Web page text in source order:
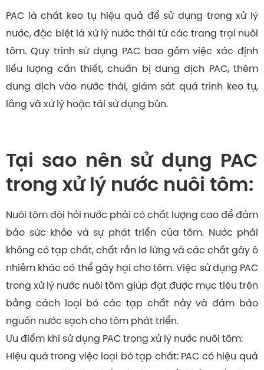
PAC là chất keo tụ hiệu quả để sử dụng trong xử lý
nước, đặc biệt là xử lý nước thải từ các trang trại nuôi
tôm. Quy trình sử dụng PAC bao gồm việc xác định
liều lượng cần thiết, chuẩn bị dung dịch PAC, thêm
dung dịch vào nước thải, giám sát quá trình keo tụ,
lắng và xử lý hoặc tái sử dụng bùn.
Tại sao nên sử dụng PAC
trong xử lý nước nuôi tôm:
Nuôi tôm đòi hỏi nước phải có chất lượng cao để đảm
bảo sức khỏe và sự phát triển của tôm. Nước phải
không có tạp chất, chất rắn lơ lửng và các chất gây ô
nhiễm khác có thể gây hại cho tôm. Việc sử dụng PAC
trong xử lý nước nuôi tôm giúp đạt được mục tiêu trên
bằng cách loại bỏ các tạp chất này và đảm bảo
nguồn nước sạch cho tôm phát triển.
Ưu điểm khi sử dụng PAC trong xử lý nước nuôi tôm:
Hiệu quả trong việc loại bỏ tạp chất: PAC có hiệu quả